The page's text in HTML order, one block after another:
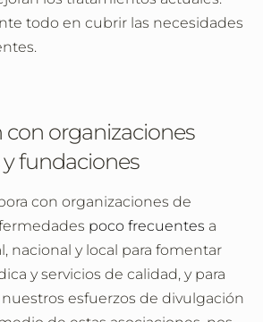
todo en cubrir las necesidades
con organizaciones
fundaciones
con organizaciones de
poco frecuentes a
nacional y local para fomentar
y servicios de calidad, y para
esfuerzos de divulgación